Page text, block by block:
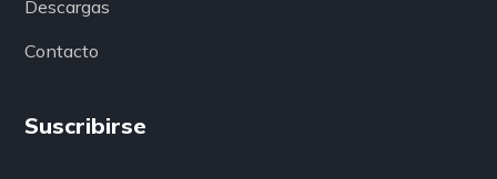
Descargas
Contacto
Suscribirse